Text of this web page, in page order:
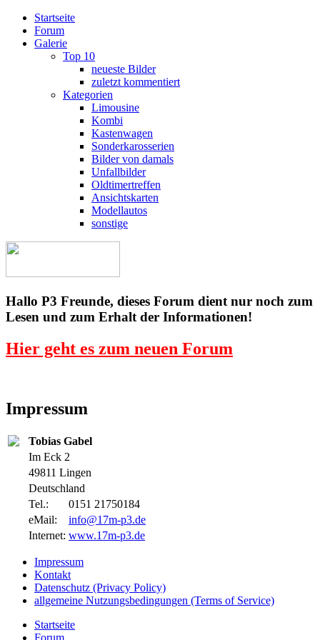
Startseite
Forum
Galerie
Top 10
neueste Bilder
zuletzt kommentiert
Kategorien
Limousine
Kombi
Kastenwagen
Sonderkarosserien
Bilder von damals
Unfallbilder
Oldtimertreffen
Ansichtskarten
Modellautos
sonstige
Hallo P3 Freunde, dieses Forum dient nur noch zum
Lesen und zum Erhalt der Informationen!
Hier geht es zum neuen Forum
Impressum
Tobias Gabel
Im Eck 2
49811 Lingen
Deutschland
Tel.:
0151 21750184
eMail:
info@17m-p3.de
Internet: www.17m-p3.de
Impressum
Kontakt
Datenschutz (Privacy Policy)
allgemeine Nutzungsbedingungen (Terms of Service)
Startseite